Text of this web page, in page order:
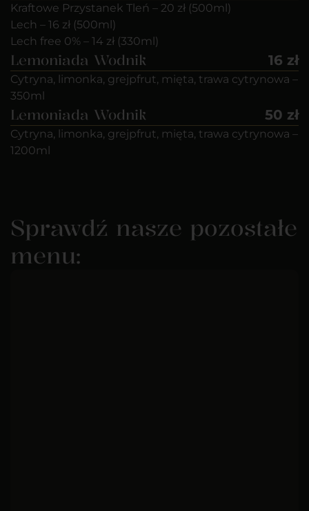
Kraftowe Przystanek Tleń – 20 zł (500ml)
Lech – 16 zł (500ml)
Lech free 0% – 14 zł (330ml)
Lemoniada Wodnik 16 zł
Cytryna, limonka, grejpfrut, mięta, trawa cytrynowa –
350ml
Lemoniada Wodnik 50 zł
Cytryna, limonka, grejpfrut, mięta, trawa cytrynowa –
1200ml
Sprawdź nasze pozostałe
menu: